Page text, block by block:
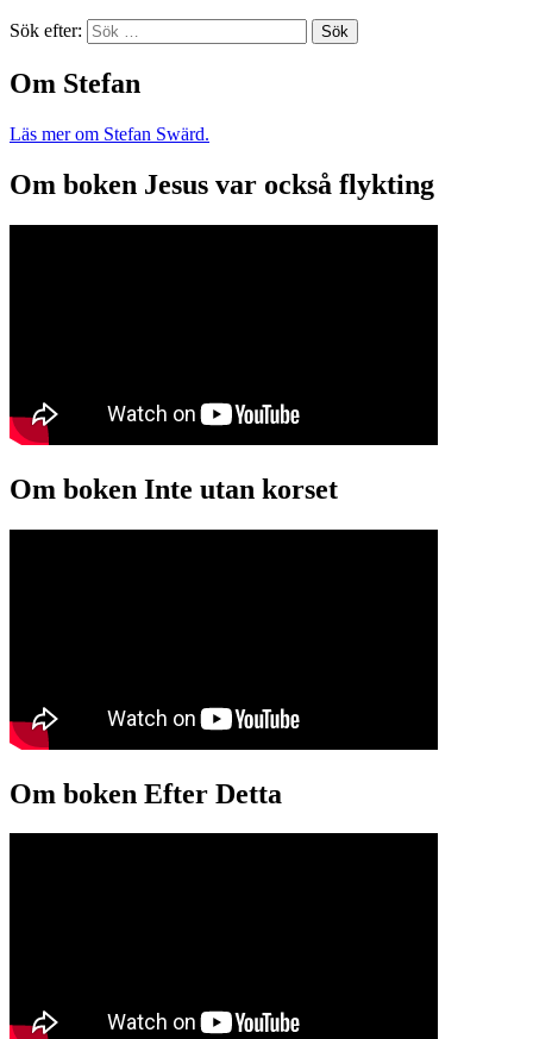
Sök efter:
Om Stefan
Läs mer om Stefan Swärd.
Om boken Jesus var också flykting
Om boken Inte utan korset
Om boken Efter Detta